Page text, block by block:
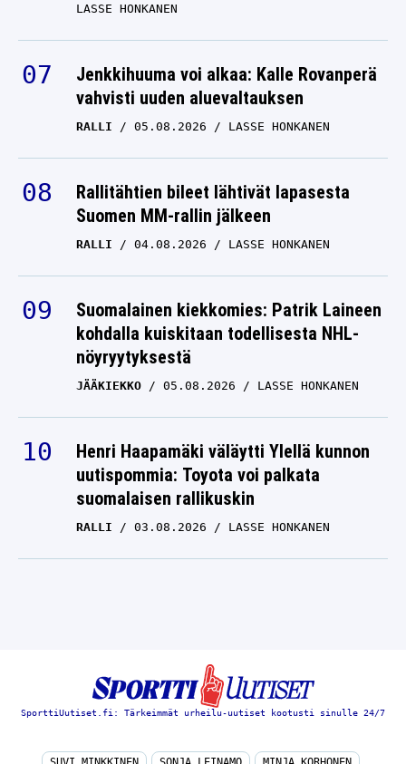
LASSE HONKANEN
Jenkkihuuma voi alkaa: Kalle Rovanperä
vahvisti uuden aluevaltauksen
RALLI 05.08.2026 LASSE HONKANEN
Rallitähtien bileet lähtivät lapasesta
Suomen MM-rallin jälkeen
RALLI 04.08.2026 LASSE HONKANEN
Suomalainen kiekkomies: Patrik Laineen
kohdalla kuiskitaan todellisesta NHL-
nöyryytyksestä
JÄÄKIEKKO 05.08.2026 LASSE HONKANEN
Henri Haapamäki väläytti Ylellä kunnon
uutispommia: Toyota voi palkata
suomalaisen rallikuskin
RALLI 03.08.2026 LASSE HONKANEN
SporttiUutiset.fi: Tärkeimmät urheilu-uutiset kootusti sinulle 24/7